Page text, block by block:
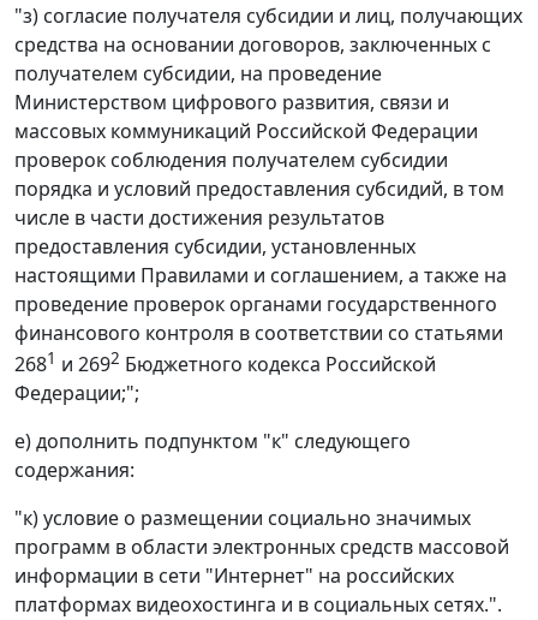
"з) согласие получателя субсидии и лиц, получающих
средства на основании договоров, заключенных с
получателем субсидии, на проведение
Министерством цифрового развития, связи и
массовых коммуникаций Российской Федерации
проверок соблюдения получателем субсидии
порядка и условий предоставления субсидий, в том
числе в части достижения результатов
предоставления субсидии, установленных
настоящими Правилами и соглашением, а также на
проведение проверок органами государственного
финансового контроля в соответствии со статьями
2681 и 2692 Бюджетного кодекса Российской
Федерации;";
е) дополнить подпунктом "к" следующего
содержания:
"к) условие о размещении социально значимых
программ в области электронных средств массовой
информации в сети "Интернет" на российских
платформах видеохостинга и в социальных сетях.".